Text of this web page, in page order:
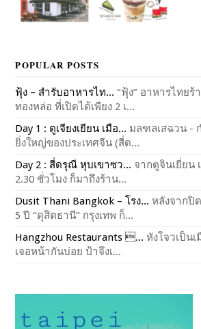
POPULAR POSTS
ฟุ้ง – สำรับอาหารไท... “ฟุ้ง” อาหารไทยร้
ทองหล่อ ที่เปิดได้เพียง 2 เ...
Day 1 : ตูเจียงเยียน เมือ... มลฑลเสฉวน -
ยิ่งใหญ่ของประเทศจีน (สี่ด...
Day 2 : สี่ดรุณี หุบเขาซว... จากตูจินเยี่ยน
2.30 ชั่วโมง ก็มาถึงร้าน...
Dusit Thani Bangkok – โรง... หลังจากปิ
5 ปี “ดุสิตธานี” กรุงเทพ ก็...
Hangzhou Restaurants ... หังโจวเป็น
เจอหน้ากันบ่อย ป้าจึงเ...